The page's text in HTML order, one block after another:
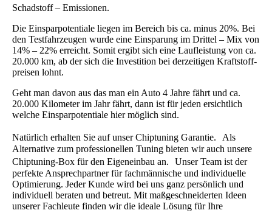
Schadstoff – Emissionen.
Die Einsparpotentiale liegen im Bereich bis ca. minus 20%. Bei
den Testfahrzeugen wurde eine Einsparung im Drittel – Mix von
14% – 22% erreicht. Somit ergibt sich eine Laufleistung von ca.
20.000 km, ab der sich die Investition bei derzeitigen Kraftstoff-
preisen lohnt.
Geht man davon aus das man ein Auto 4 Jahre fährt und ca.
20.000 Kilometer im Jahr fährt, dann ist für jeden ersichtlich
welche Einsparpotentiale hier möglich sind.
Natürlich erhalten Sie auf unser Chiptuning Garantie. Als
Alternative zum professionellen Tuning bieten wir auch unsere
Chiptuning-Box für den Eigeneinbau an. Unser Team ist der
perfekte Ansprechpartner für fachmännische und individuelle
Optimierung. Jeder Kunde wird bei uns ganz persönlich und
individuell beraten und betreut. Mit maßgeschneiderten Ideen
unserer Fachleute finden wir die ideale Lösung für Ihre